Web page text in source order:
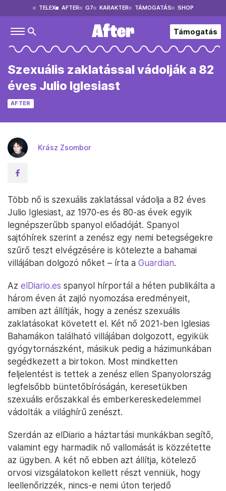
TELEX AFTER G7 KARAKTER TÁMOGATÁS SHOP
Támogatás
Szexuális zaklatással vádolják a 82
éves Julio Iglesiast
AFTER
Krász Zsombor
Több nő is szexuális zaklatással vádolja a 82 éves
Julio Iglesiast, az 1970-es és 80-as évek egyik
legnépszerűbb spanyol előadóját. Spanyol
sajtóhírek szerint a zenész egy nemi betegségekre
szűrő teszt elvégzésére is kötelezte a bahamai
villájában dolgozó nőket – írta a Guardian.
Az elDiario.es spanyol hírportál a héten publikálta a
három éven át zajló nyomozása eredményeit,
amiben azt állítják, hogy a zenész szexuális
zaklatásokat követett el. Két nő 2021-ben Iglesias
Bahamákon található villájában dolgozott, egyikük
gyógytornászként, másikuk pedig a házimunkában
segédkezett a birtokon. Most mindketten
feljelentést is tettek a zenész ellen Spanyolország
legfelsőbb büntetőbíróságán, keresetükben
szexuális erőszakkal és emberkereskedelemmel
vádolták a világhírű zenészt.
Szerdán az elDiario a háztartási munkákban segítő,
valamint egy harmadik nő vallomását is közzétette
az ügyben. A két nő ebben azt állítja, kötelező
orvosi vizsgálatokon kellett részt venniük, hogy
leellenőrizzék, nincs-e nemi úton terjedő